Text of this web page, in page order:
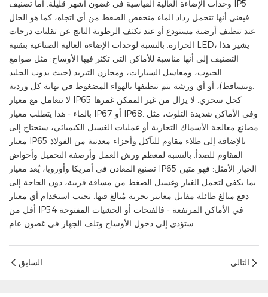
وحدات الإضاءة العالية القياسية في غضون أشهر قليلة. أما تصنيف IP5
فيعني أنها تتحمل رذاذ الماء منخفض الضغط من أي اتجاه، كما هو الحال
عند تنظيف أرضية مستودع أو عند تكثف الرطوبة الناتج عن تقلبات درجات
الحرارة. بالنسبة لوحدات الإضاءة العالية الصناعية بتقنية LED، يشير هذا
التصنيف إلى أنها مناسبة للأماكن التي تكثر فيها الأوساخ: مثل صوامع
الحبوب، ومغاسل السيارات، ومخازن التبريد (حيث يذوب الجليد
ويتساقط)، أو أي ورشة يتم تنظيفها بالهواء المضغوط في نهاية كل وردية.
لا تتعامل مع معيار IP65 كحل سحري. لا يزال من غير الممكن غمرها
بالماء - هذا يتطلب معيار IP67 أو IP68. وفي الأماكن شديدة التلوث، مثل
مصانع معالجة الأسماك التجارية أو عمليات الغسيل الكيميائي، ستحتاج إلى
معيار IP65 بالإضافة إلى طلاء مقاوم للتآكل وأجزاء معدنية من الفولاذ
المقاوم للصدأ. بالنسبة لمعظم ورش العمل وأرصفة التحميل وأحواض
تصنيع المعادن في أمريكا وأوروبا، يُعد معيار IP65 الخيار الأمثل: فهو متين
بما يكفي لتحمل الغبار وغسيل الضغط من مسافة قريبة، دون الحاجة إلى
دفع مبالغ طائلة مقابل معايير بحرية مُبالغ فيها. تجنب استخدام أي معيار
أقل من IP54 في الأماكن المرتفعة - فالفتحات أو الحشيات المفتوحة
ستؤدي إلى دخول الأوساخ وتلف الجهاز في غضون عام.
السابق التالي